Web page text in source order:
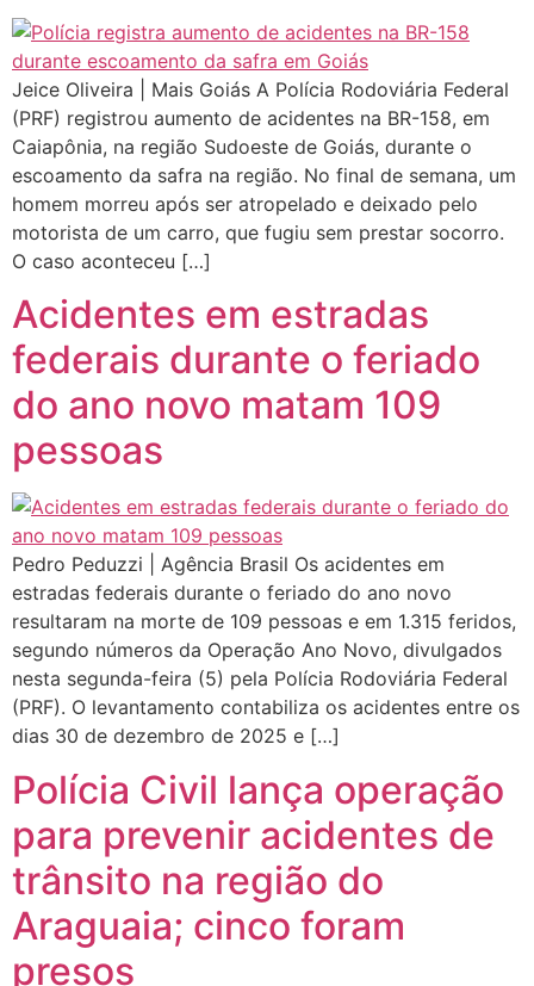
Jeice Oliveira | Mais Goiás A Polícia Rodoviária Federal
(PRF) registrou aumento de acidentes na BR-158, em
Caiapônia, na região Sudoeste de Goiás, durante o
escoamento da safra na região. No final de semana, um
homem morreu após ser atropelado e deixado pelo
motorista de um carro, que fugiu sem prestar socorro.
O caso aconteceu […]
Acidentes em estradas
federais durante o feriado
do ano novo matam 109
pessoas
Pedro Peduzzi | Agência Brasil Os acidentes em
estradas federais durante o feriado do ano novo
resultaram na morte de 109 pessoas e em 1.315 feridos,
segundo números da Operação Ano Novo, divulgados
nesta segunda-feira (5) pela Polícia Rodoviária Federal
(PRF). O levantamento contabiliza os acidentes entre os
dias 30 de dezembro de 2025 e […]
Polícia Civil lança operação
para prevenir acidentes de
trânsito na região do
Araguaia; cinco foram
presos